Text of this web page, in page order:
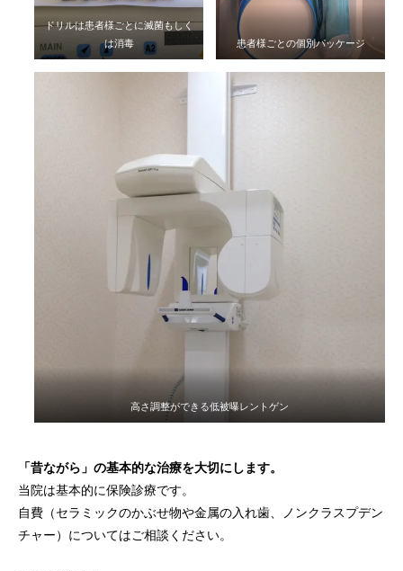
ドリルは患者様ごとに滅菌もしく
は消毒
患者様ごとの個別パッケージ
高さ調整ができる低被曝レントゲン
「昔ながら」の基本的な治療を大切にします。
当院は基本的に保険診療です。
自費（セラミックのかぶせ物や金属の入れ歯、ノンクラスプデン
チャー）についてはご相談ください。